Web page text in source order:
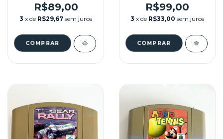
64 (1) SEMINOVO -
N64
R$89,00
3 x de R$29,67 sem juros
R$99,00
3 x de R$33,00 sem juros